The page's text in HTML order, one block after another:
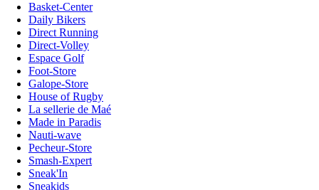
Basket-Center
Daily Bikers
Direct Running
Direct-Volley
Espace Golf
Foot-Store
Galope-Store
House of Rugby
La sellerie de Maé
Made in Paradis
Nauti-wave
Pecheur-Store
Smash-Expert
Sneak'In
Sneakids